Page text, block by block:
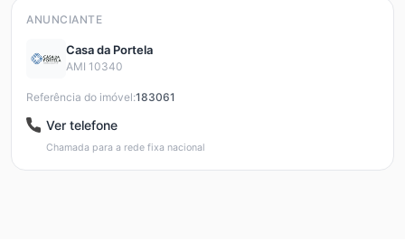
ANUNCIANTE
Casa da Portela
AMI 10340
Referência do imóvel:183061
Ver telefone
Chamada para a rede fixa nacional